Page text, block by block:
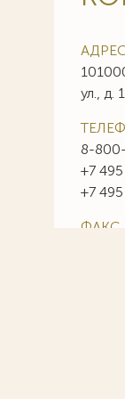
ул., д.
8-
+7
+7
ФАКС